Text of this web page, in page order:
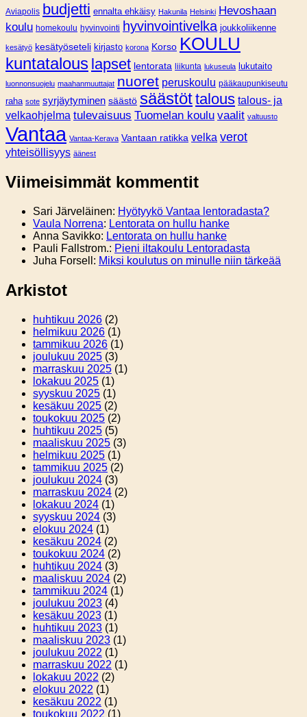
Aviapolis budjetti ennalta ehkäisy Hakunila Helsinki Hevoshaan
koulu homekoulu hyvinvointi hyvinvointivelka joukkoliikenne
kesätyö kesätyöseteli kirjasto korona Korso KOULU
kuntatalous lapset lentorata liikunta lukuseula lukutaito
luonnonsuojelu maahanmuuttajat nuoret peruskoulu pääkaupunkiseutu
raha sote syrjäytyminen säästö säästöttalous talous- ja
velkaohjelma tulevaisuus Tuomelan koulu vaalit valtuusto
Vantaa Vantaa-Kerava Vantaan ratikka velka verot
yhteisöllisyys äänest
Viimeisimmät kommentit
Sari Järveläinen: Hyötyykö Vantaa lentoradasta?
Vaula Norrena: Lentorata on hullu hanke
Anna Savikko: Lentorata on hullu hanke
Pauli Fallstrom.: Pieni iltakoulu Lentoradasta
Juha Forsell : Miksi koulutus on minulle niin tärkeää
Arkistot
huhtikuu 2026 (2)
helmikuu 2026 (1)
tammikuu 2026 (1)
joulukuu 2025 (3)
marraskuu 2025 (1)
lokakuu 2025 (1)
syyskuu 2025 (1)
kesäkuu 2025 (2)
toukokuu 2025 (2)
huhtikuu 2025 (5)
maaliskuu 2025 (3)
helmikuu 2025 (1)
tammikuu 2025 (2)
joulukuu 2024 (3)
marraskuu 2024 (2)
lokakuu 2024 (1)
syyskuu 2024 (3)
elokuu 2024 (1)
kesäkuu 2024 (2)
toukokuu 2024 (2)
huhtikuu 2024 (3)
maaliskuu 2024 (2)
tammikuu 2024 (1)
joulukuu 2023 (4)
kesäkuu 2023 (1)
huhtikuu 2023 (1)
maaliskuu 2023 (1)
joulukuu 2022 (1)
marraskuu 2022 (1)
lokakuu 2022 (2)
elokuu 2022 (1)
kesäkuu 2022 (1)
toukokuu 2022 (1)